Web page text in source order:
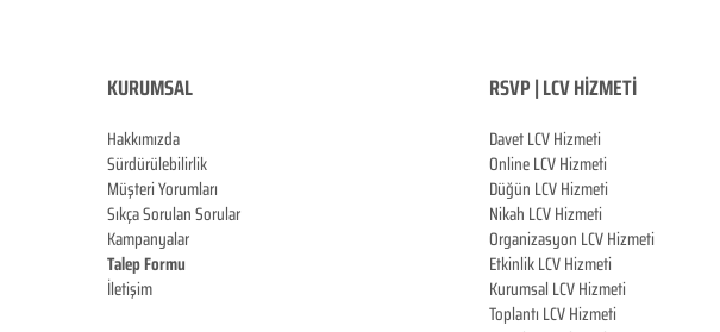
KURUMSAL
Hakkımızda
Sürdürülebilirlik
Müşteri Yorumları
Sıkça Sorulan Sorular
Kampanyalar
Talep Formu
İletişim
RSVP | LCV HİZMETİ
Davet LCV Hizmeti
Online LCV Hizmeti
Düğün LCV Hizmeti
Nikah LCV Hizmeti
Organizasyon LCV Hizmeti
Etkinlik LCV Hizmeti
Kurumsal LCV Hizmeti
Toplantı LCV Hizmeti